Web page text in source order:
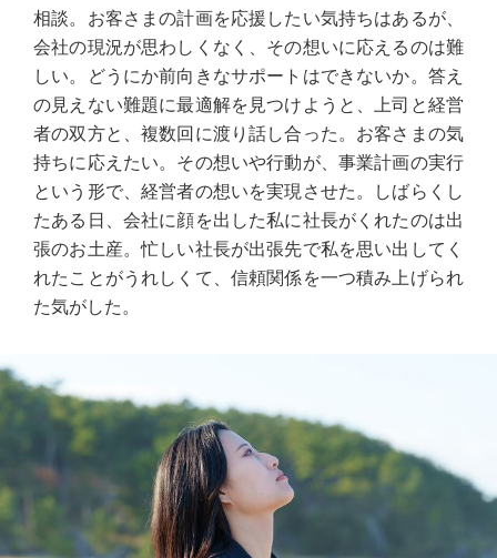
相談。お客さまの計画を応援したい気持ちはあるが、
会社の現況が思わしくなく、その想いに応えるのは難
しい。どうにか前向きなサポートはできないか。答え
の見えない難題に最適解を見つけようと、上司と経営
者の双方と、複数回に渡り話し合った。お客さまの気
持ちに応えたい。その想いや行動が、事業計画の実行
という形で、経営者の想いを実現させた。しばらくし
たある日、会社に顔を出した私に社長がくれたのは出
張のお土産。忙しい社長が出張先で私を思い出してく
れたことがうれしくて、信頼関係を一つ積み上げられ
た気がした。